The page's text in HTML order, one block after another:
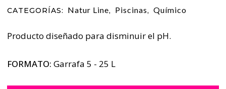
CATEGORÍAS: Natur Line, Piscinas, Químico
Producto diseñado para disminuir el pH.
FORMATO: Garrafa 5 - 25 L